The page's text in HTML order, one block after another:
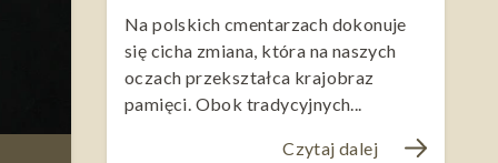
Na polskich cmentarzach dokonuje
się cicha zmiana, która na naszych
oczach przekształca krajobraz
pamięci. Obok tradycyjnych...
Czytaj dalej